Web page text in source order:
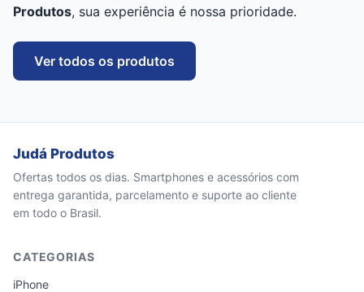
Produtos, sua experiência é nossa prioridade.
Ver todos os produtos
Judá Produtos
Ofertas todos os dias. Smartphones e acessórios com
entrega garantida, parcelamento e suporte ao cliente
em todo o Brasil.
CATEGORIAS
iPhone